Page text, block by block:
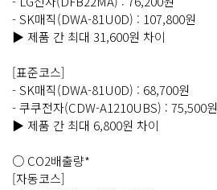
- SK매직(DWA-81U0D) : 107,800원
▶ 제품 간 최대 31,600원 차이
[표준코스]
- SK매직(DWA-81U0D) : 68,700원
- 쿠쿠전자(CDW-A1210UBS) : 75,500원
▶ 제품 간 최대 6,800원 차이
○ CO2배출량*
[자동코스]